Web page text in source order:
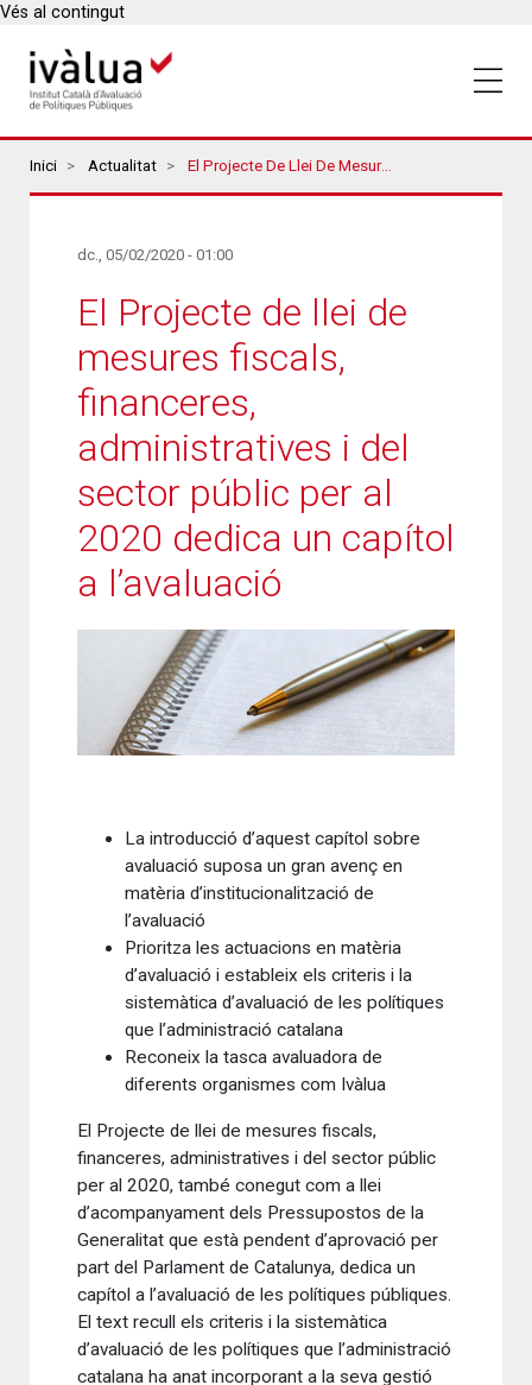
Vés al contingut
Breadcrumbs
Inici Actualitat El Projecte De Llei De Mesures Fiscals, Financeres, Administratives I Del Sector Públic Per Al 2020 Dedica Un Capítol A L’avaluació
dc., 05/02/2020 - 01:00
El Projecte de llei de
mesures fiscals,
financeres,
administratives i del
sector públic per al
2020 dedica un capítol
a l’avaluació
La introducció d’aquest capítol sobre
avaluació suposa un gran avenç en
matèria d’institucionalització de
l’avaluació
Prioritza les actuacions en matèria
d’avaluació i estableix els criteris i la
sistemàtica d’avaluació de les polítiques
que l’administració catalana
Reconeix la tasca avaluadora de
diferents organismes com Ivàlua
El Projecte de llei de mesures fiscals,
financeres, administratives i del sector públic
per al 2020, també conegut com a llei
d’acompanyament dels Pressupostos de la
Generalitat que està pendent d’aprovació per
part del Parlament de Catalunya, dedica un
capítol a l’avaluació de les polítiques públiques.
El text recull els criteris i la sistemàtica
d’avaluació de les polítiques que l’administració
catalana ha anat incorporant a la seva gestió